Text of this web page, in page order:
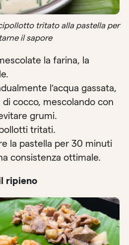
tritato alla pastella per
il sapore
la farina, la
l’acqua gassata,
di cocco, mescolando con
grumi.
tritati.
la pastella per 30 minuti
consistenza ottimale.
ripieno